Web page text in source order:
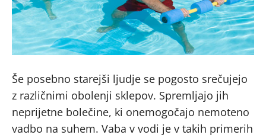
Še posebno starejši ljudje se pogosto srečujejo
z različnimi obolenji sklepov. Spremljajo jih
neprijetne bolečine, ki onemogočajo nemoteno
vadbo na suhem. Vaba v vodi je v takih primerih